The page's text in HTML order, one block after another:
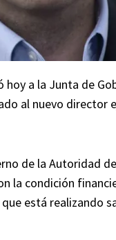
a la Junta de
al nuevo director
de la Autoridad
la condición
está realizando